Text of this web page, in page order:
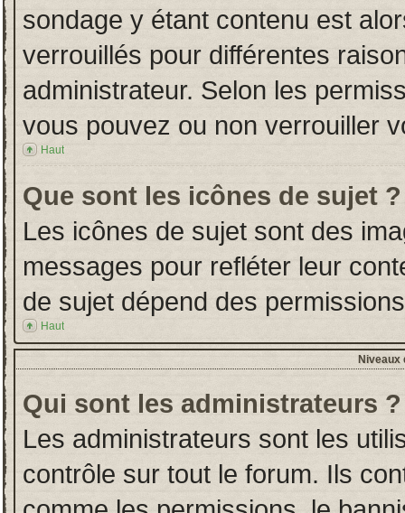
sondage y étant contenu est
verrouillés pour différentes
administrateur. Selon les
vous pouvez ou non verrouiller
Haut
Que sont les icônes de sujet ?
Les icônes de sujet sont des
messages pour refléter leur
de sujet dépend des
Haut
Niveaux
Qui sont les administrateurs ?
Les administrateurs sont les
contrôle sur tout le forum. Ils